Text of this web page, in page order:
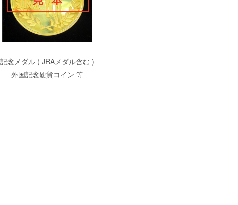
記念メダル ( JRAメダル含む )
外国記念硬貨コイン 等